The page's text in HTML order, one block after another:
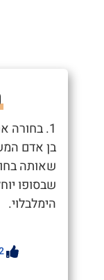
1. בחורה
בן אדם
שאותה
שבסופו
הימלבלוי.